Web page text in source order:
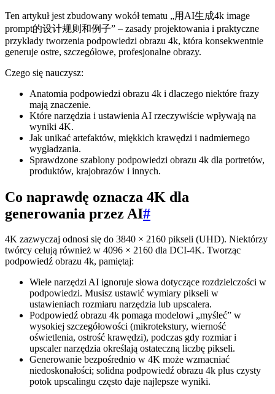
Ten artykuł jest zbudowany wokół tematu „用AI生成4k image
prompt的设计规则和例子” – zasady projektowania i praktyczne
przykłady tworzenia podpowiedzi obrazu 4k, która konsekwentnie
generuje ostre, szczegółowe, profesjonalne obrazy.
Czego się nauczysz:
Anatomia podpowiedzi obrazu 4k i dlaczego niektóre frazy
mają znaczenie.
Które narzędzia i ustawienia AI rzeczywiście wpływają na
wyniki 4K.
Jak unikać artefaktów, miękkich krawędzi i nadmiernego
wygładzania.
Sprawdzone szablony podpowiedzi obrazu 4k dla portretów,
produktów, krajobrazów i innych.
Co naprawdę oznacza 4K dla
generowania przez AI#
4K zazwyczaj odnosi się do 3840 × 2160 pikseli (UHD). Niektórzy
twórcy celują również w 4096 × 2160 dla DCI-4K. Tworząc
podpowiedź obrazu 4k, pamiętaj:
Wiele narzędzi AI ignoruje słowa dotyczące rozdzielczości w
podpowiedzi. Musisz ustawić wymiary pikseli w
ustawieniach rozmiaru narzędzia lub upscalera.
Podpowiedź obrazu 4k pomaga modelowi „myśleć” w
wysokiej szczegółowości (mikrotekstury, wierność
oświetlenia, ostrość krawędzi), podczas gdy rozmiar i
upscaler narzędzia określają ostateczną liczbę pikseli.
Generowanie bezpośrednio w 4K może wzmacniać
niedoskonałości; solidna podpowiedź obrazu 4k plus czysty
potok upscalingu często daje najlepsze wyniki.